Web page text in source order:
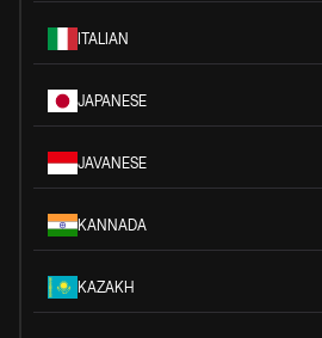
ITALIAN
JAPANESE
JAVANESE
KANNADA
KAZAKH